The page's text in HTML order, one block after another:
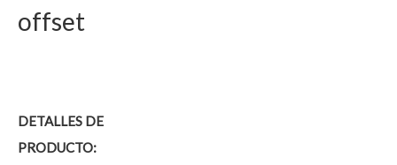
offset
DETALLES DE
PRODUCTO: